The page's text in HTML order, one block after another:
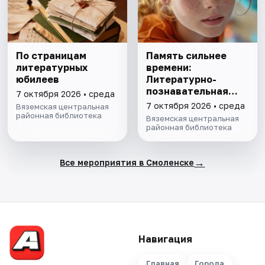
По страницам
литературных
юбилеев
7 октября 2026 • среда
Вяземская центральная
районная библиотека
Память сильнее
времени:
Литературно-
познавательная
программа
7 октября 2026 • среда
Вяземская центральная
районная библиотека
Все мероприятия в Смоленске →
Навигация